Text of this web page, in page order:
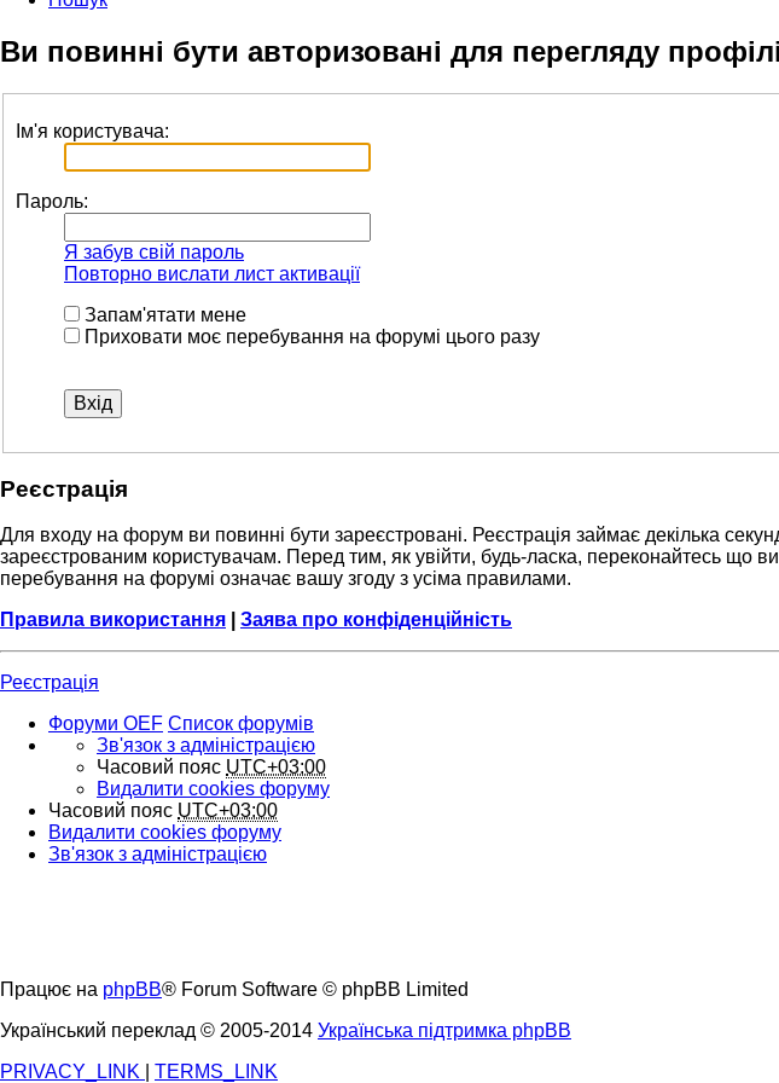
Ви повинні бути авторизовані для перегляду
Ім'я користувача:
Пароль:
Я забув свій пароль
Повторно вислати лист активації
Запам'ятати мене
Приховати моє перебування на форумі цього разу
Реєстрація
Для входу на форум ви повинні бути зареєстровані. Реєстрація займає декілька
зареєстрованим користувачам. Перед тим, як увійти, будь-ласка, переконайтесь що
перебування на форумі означає вашу згоду з усіма правилами.
Правила використання
Заява про конфіденційність
Реєстрація
Форуми OEF Список форумів
Зв'язок з адміністрацією
Часовий пояс UTC+03:00
Видалити cookies форуму
Часовий пояс UTC+03:00
Видалити cookies форуму
Зв'язок з адміністрацією
Працює на phpBB® Forum Software © phpBB Limited
Український переклад © 2005-2014 Українська підтримка phpBB
PRIVACY_LINK
TERMS_LINK